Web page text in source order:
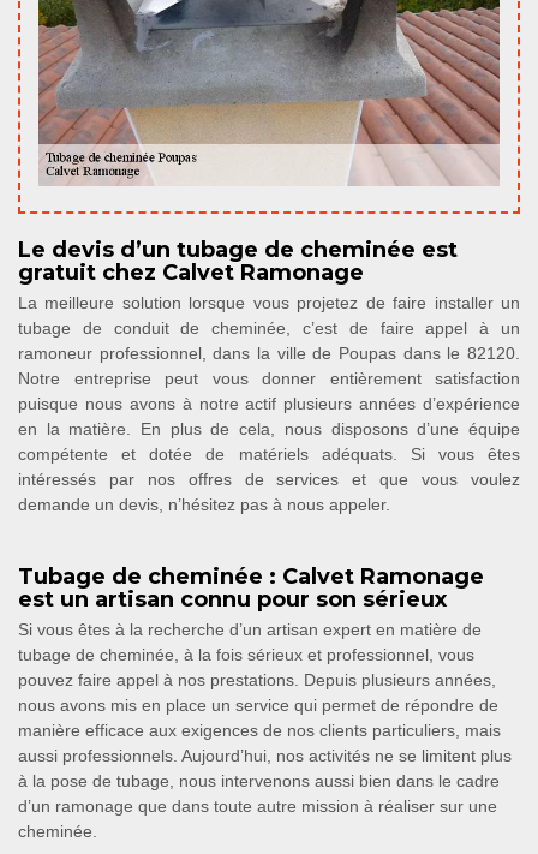
Le devis d’un tubage de cheminée est
gratuit chez Calvet Ramonage
La meilleure solution lorsque vous projetez de faire installer un
tubage de conduit de cheminée, c’est de faire appel à un
ramoneur professionnel, dans la ville de Poupas dans le 82120.
Notre entreprise peut vous donner entièrement satisfaction
puisque nous avons à notre actif plusieurs années d’expérience
en la matière. En plus de cela, nous disposons d’une équipe
compétente et dotée de matériels adéquats. Si vous êtes
intéressés par nos offres de services et que vous voulez
demande un devis, n’hésitez pas à nous appeler.
Tubage de cheminée : Calvet Ramonage
est un artisan connu pour son sérieux
Si vous êtes à la recherche d’un artisan expert en matière de
tubage de cheminée, à la fois sérieux et professionnel, vous
pouvez faire appel à nos prestations. Depuis plusieurs années,
nous avons mis en place un service qui permet de répondre de
manière efficace aux exigences de nos clients particuliers, mais
aussi professionnels. Aujourd’hui, nos activités ne se limitent plus
à la pose de tubage, nous intervenons aussi bien dans le cadre
d’un ramonage que dans toute autre mission à réaliser sur une
cheminée.